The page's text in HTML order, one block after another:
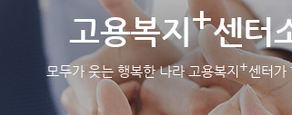
채용정보
인재정보
관련사이트
공지사항
홍보/보도자료실
고용복지+센터
모두가 웃는 행복한 나라 고용복지 +센터가